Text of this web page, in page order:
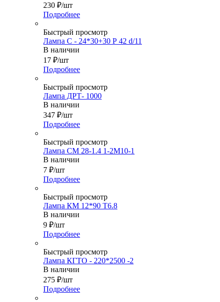
230 ₽/шт
Подробнее
Быстрый просмотр
Лампа С - 24*30+30 Р 42 d/11
В наличии
17 ₽/шт
Подробнее
Быстрый просмотр
Лампа ДРТ- 1000
В наличии
347 ₽/шт
Подробнее
Быстрый просмотр
Лампа СМ 28-1.4 1-2М10-1
В наличии
7 ₽/шт
Подробнее
Быстрый просмотр
Лампа КМ 12*90 Т6.8
В наличии
9 ₽/шт
Подробнее
Быстрый просмотр
Лампа КГТО - 220*2500 -2
В наличии
275 ₽/шт
Подробнее